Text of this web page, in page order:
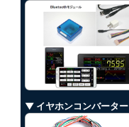
▼ イヤホンコンバーター